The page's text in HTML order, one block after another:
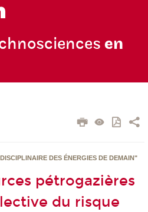
en
DES ÉNERGIES DE DEMAIN"
pétrogazières
du risque